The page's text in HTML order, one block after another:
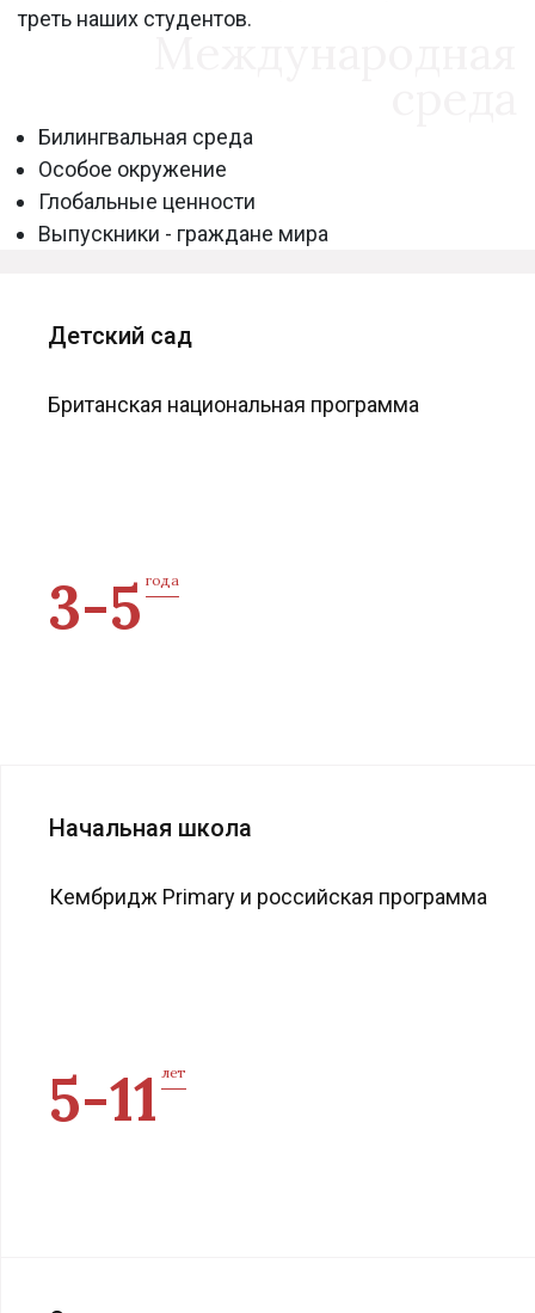
треть наших студентов.
Билингвальная среда
Особое окружение
Глобальные ценности
Выпускники - граждане мира
Детский сад
Британская национальная программа
3-5 года
Начальная школа
Кембридж Primary и российская программа
5-11 лет